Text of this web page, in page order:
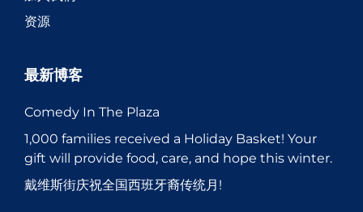
资源
最新博客
Comedy In The Plaza
1,000 families received a Holiday Basket! Your
gift will provide food, care, and hope this winter.
戴维斯街庆祝全国西班牙裔传统月!